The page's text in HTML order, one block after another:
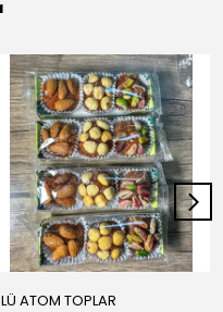
ATOM TOPLAR